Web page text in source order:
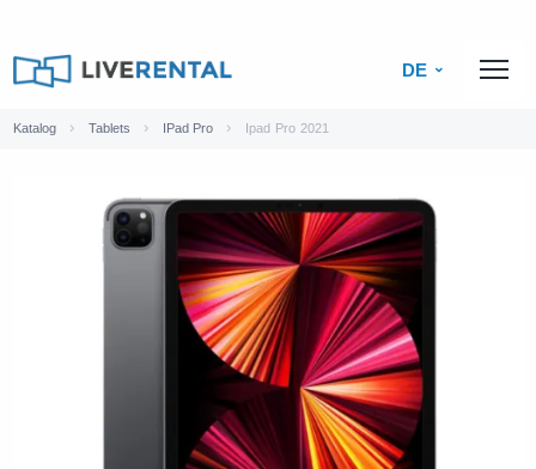
DE
Katalog Tablets IPad Pro Ipad Pro 2021